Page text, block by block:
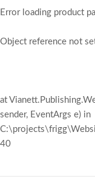
Error loading product
Object reference not
at
sender, EventArgs e) in
40